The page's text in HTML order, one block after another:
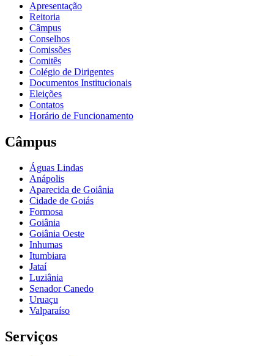
Apresentação
Reitoria
Câmpus
Conselhos
Comissões
Comitês
Colégio de Dirigentes
Documentos Institucionais
Eleições
Contatos
Horário de Funcionamento
Câmpus
Águas Lindas
Anápolis
Aparecida de Goiânia
Cidade de Goiás
Formosa
Goiânia
Goiânia Oeste
Inhumas
Itumbiara
Jataí
Luziânia
Senador Canedo
Uruaçu
Valparaíso
Serviços